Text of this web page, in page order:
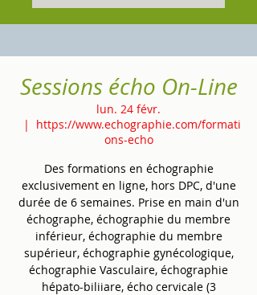
Sessions écho On-Line
lun. 24 févr.
  |
https://www.echographie.com/formati
ons-echo
Des formations en échographie
exclusivement en ligne, hors DPC, d'une
durée de 6 semaines. Prise en main d'un
échographe, échographie du membre
inférieur, échographie du membre
supérieur, échographie gynécologique,
échographie Vasculaire, échographie
hépato-biliiare, écho cervicale (3